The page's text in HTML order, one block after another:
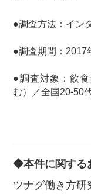
●調査方法：イン
●調査期間：2017
●調査対象：飲
む）／全国20-50
◆本件に関する
ツナグ働き方研